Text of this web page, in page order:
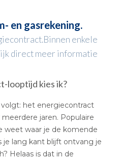
en gasrekening.
enkele
direct meer informatie
looptijd kies ik?
het energiecontract
jaren. Populaire
weet waar je de komende
je lang kant blijft ontvang je
Helaas is dat in de